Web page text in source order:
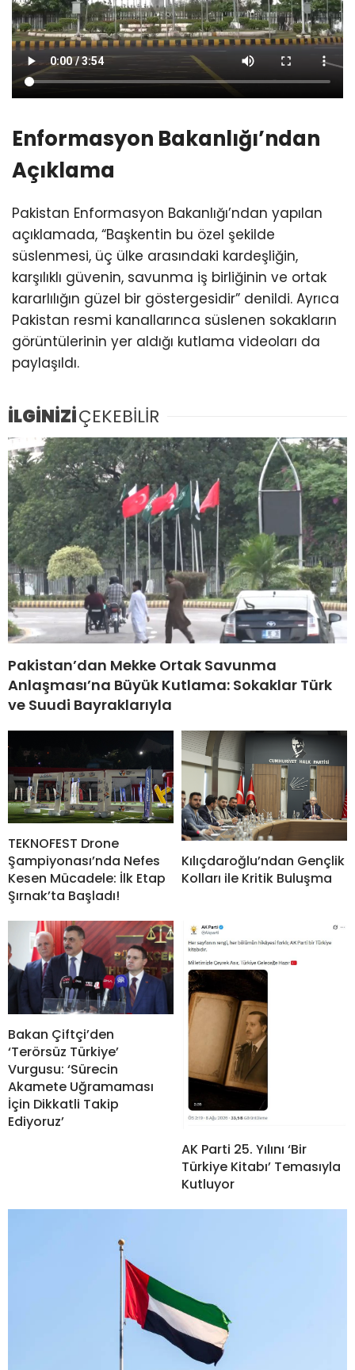
Enformasyon Bakanlığı’ndan
Açıklama
Pakistan Enformasyon Bakanlığı’ndan yapılan
açıklamada, “Başkentin bu özel şekilde
süslenmesi, üç ülke arasındaki kardeşliğin,
karşılıklı güvenin, savunma iş birliğinin ve ortak
kararlılığın güzel bir göstergesidir” denildi. Ayrıca
Pakistan resmi kanallarınca süslenen sokakların
görüntülerinin yer aldığı kutlama videoları da
paylaşıldı.
İLGİNİZİÇEKEBİLİR
Pakistan’dan Mekke Ortak Savunma
Anlaşması’na Büyük Kutlama: Sokaklar Türk
ve Suudi Bayraklarıyla
TEKNOFEST Drone
Şampiyonası’nda Nefes
Kesen Mücadele: İlk Etap
Şırnak’ta Başladı!
Kılıçdaroğlu’ndan Gençlik
Kolları ile Kritik Buluşma
Bakan Çiftçi’den
‘Terörsüz Türkiye’
Vurgusu: ‘Sürecin
Akamete Uğramaması
İçin Dikkatli Takip
Ediyoruz’
AK Parti 25. Yılını ‘Bir
Türkiye Kitabı’ Temasıyla
Kutluyor